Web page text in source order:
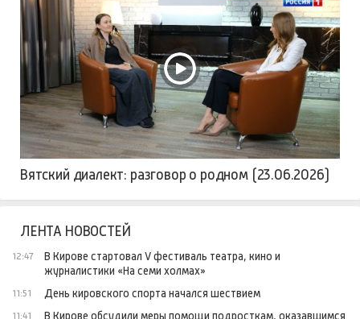
Вятский диалект: разговор о родном (23.06.2026)
ЛЕНТА НОВОСТЕЙ
12:47
В Кирове стартовал V фестиваль театра, кино и
журналистики «На семи холмах»
11:51 День кировского спорта начался шествием
11:41
В Кирове обсудили меры помощи подросткам, оказавшимся